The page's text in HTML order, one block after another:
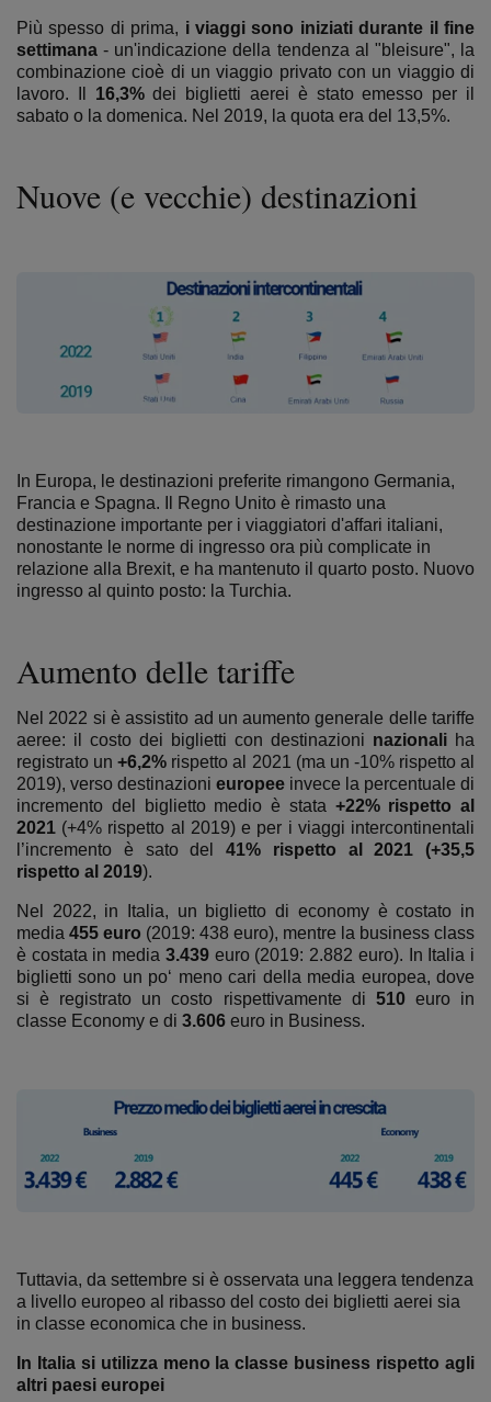
Più spesso di prima, i viaggi sono iniziati durante il fine
settimana - un'indicazione della tendenza al "bleisure", la
combinazione cioè di un viaggio privato con un viaggio di
lavoro. Il 16,3%dei biglietti aerei è stato emesso per il
sabato o la domenica. Nel 2019, la quota era del 13,5%.
Nuove (e vecchie) destinazioni
In Europa, le destinazioni preferite rimangono Germania,
Francia e Spagna. Il Regno Unito è rimasto una
destinazione importante per i viaggiatori d'affari italiani,
nonostante le norme di ingresso ora più complicate in
relazione alla Brexit, e ha mantenuto il quarto posto. Nuovo
ingresso al quinto posto: la Turchia.
Aumento delle tariffe
Nel 2022 si è assistito ad un aumento generale delle tariffe
aeree: il costo dei biglietti con destinazioni nazionali ha
registrato un+6,2% rispetto al 2021 (ma un -10% rispetto al
2019), verso destinazioni europee invece la percentuale di
incremento del biglietto medio è stata +22% rispetto al
2021 (+4% rispetto al 2019) e per i viaggi intercontinentali
l’incremento è sato del 41% rispetto al 2021 (+35,5
rispetto al 2019).
Nel 2022, in Italia, un biglietto di economy è costato in
media 455 euro (2019: 438 euro), mentre la business class
è costata in media 3.439euro (2019: 2.882 euro). In Italia i
biglietti sono un po‘ meno cari della media europea, dove
si è registrato un costo rispettivamente di 510euro in
classe Economy e di 3.606 euro in Business.
Tuttavia, da settembre si è osservata una leggera tendenza
a livello europeo al ribasso del costo dei biglietti aerei sia
in classe economica che in business.
In Italia si utilizza meno la classe business rispetto agli
altri paesi europei